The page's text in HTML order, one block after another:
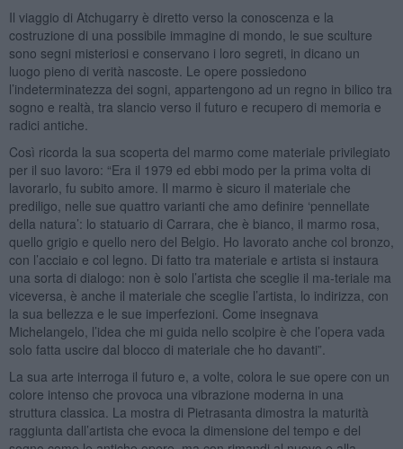
Il viaggio di Atchugarry è diretto verso la conoscenza e la
costruzione di una possibile immagine di mondo, le sue sculture
sono segni misteriosi e conservano i loro segreti, in dicano un
luogo pieno di verità nascoste. Le opere possiedono
l’indeterminatezza dei sogni, appartengono ad un regno in bilico tra
sogno e realtà, tra slancio verso il futuro e recupero di memoria e
radici antiche.
Così ricorda la sua scoperta del marmo come materiale privilegiato
per il suo lavoro: “Era il 1979 ed ebbi modo per la prima volta di
lavorarlo, fu subito amore. Il marmo è sicuro il materiale che
prediligo, nelle sue quattro varianti che amo definire ‘pennellate
della natura’: lo statuario di Carrara, che è bianco, il marmo rosa,
quello grigio e quello nero del Belgio. Ho lavorato anche col bronzo,
con l’acciaio e col legno. Di fatto tra materiale e artista si instaura
una sorta di dialogo: non è solo l’artista che sceglie il ma-teriale ma
viceversa, è anche il materiale che sceglie l’artista, lo indirizza, con
la sua bellezza e le sue imperfezioni. Come insegnava
Michelangelo, l’idea che mi guida nello scolpire è che l’opera vada
solo fatta uscire dal blocco di materiale che ho davanti”.
La sua arte interroga il futuro e, a volte, colora le sue opere con un
colore intenso che provoca una vibrazione moderna in una
struttura classica. La mostra di Pietrasanta dimostra la maturità
raggiunta dall’artista che evoca la dimensione del tempo e del